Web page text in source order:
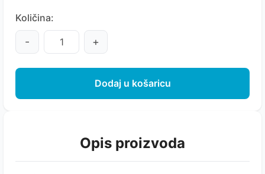
Količina:
- +
Dodaj u košaricu
Opis proizvoda